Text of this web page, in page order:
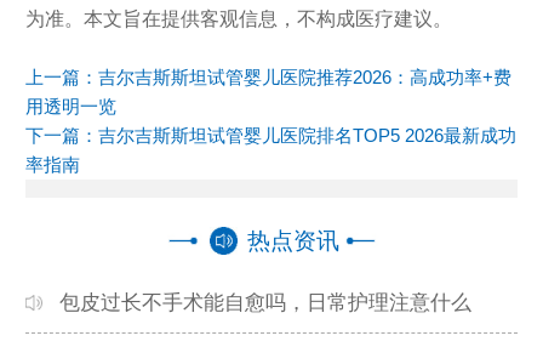
为准。本文旨在提供客观信息，不构成医疗建议。
上一篇： 吉尔吉斯斯坦试管婴儿医院推荐2026：高成功率+费
用透明一览
下一篇： 吉尔吉斯斯坦试管婴儿医院排名TOP5 2026最新成功
率指南
热点资讯
包皮过长不手术能自愈吗，日常护理注意什么